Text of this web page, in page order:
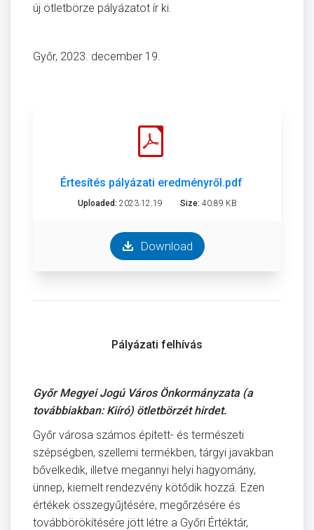
új ötletbörze pályázatot ír ki.
Győr, 2023. december 19.
Értesítés pályázati eredményről.pdf
Uploaded: 2023.12.19 Size: 40.89 KB
Download
Pályázati felhívás
Győr Megyei Jogú Város Önkormányzata (a
továbbiakban: Kiíró) ötletbörzét hirdet.
Győr városa számos épített- és természeti
szépségben, szellemi termékben, tárgyi javakban
bővelkedik, illetve megannyi helyi hagyomány,
ünnep, kiemelt rendezvény kötődik hozzá. Ezen
értékek összegyűjtésére, megőrzésére és
továbbörökítésére jött létre a Győri Értéktár,